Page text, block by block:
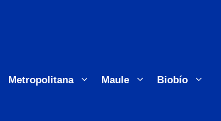
Metropolitana Maule Biobío